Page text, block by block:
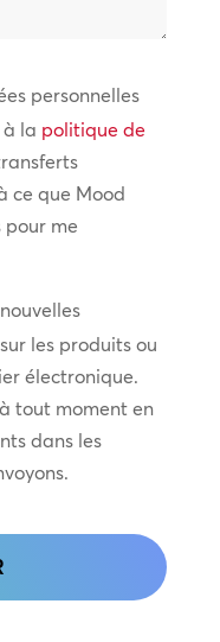
personnelles
la politique de
ce que Mood
pour me
les produits ou
électronique.
tout moment en
dans les